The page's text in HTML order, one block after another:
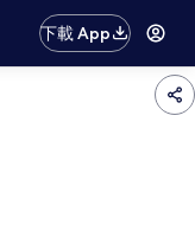
下載 App